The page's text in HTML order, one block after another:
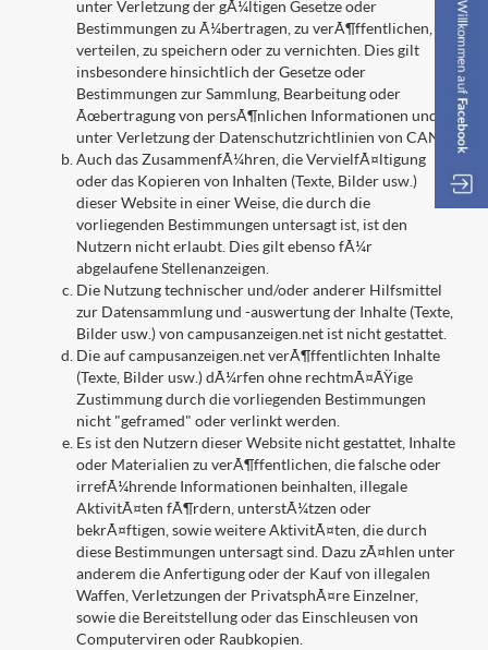
unter Verletzung der gÃ¼ltigen Gesetze oder
Bestimmungen zu Ã¼bertragen, zu verÃ¶ffentlichen, zu
verteilen, zu speichern oder zu vernichten. Dies gilt
insbesondere hinsichtlich der Gesetze oder
Bestimmungen zur Sammlung, Bearbeitung oder
Ãœbertragung von persÃ¶nlichen Informationen und
unter Verletzung der Datenschutzrichtlinien von CAN.
Auch das ZusammenfÃ¼hren, die VervielfÃ¤ltigung
oder das Kopieren von Inhalten (Texte, Bilder usw.)
dieser Website in einer Weise, die durch die
vorliegenden Bestimmungen untersagt ist, ist den
Nutzern nicht erlaubt. Dies gilt ebenso fÃ¼r
abgelaufene Stellenanzeigen.
Die Nutzung technischer und/oder anderer Hilfsmittel
zur Datensammlung und -auswertung der Inhalte (Texte,
Bilder usw.) von campusanzeigen.net ist nicht gestattet.
Die auf campusanzeigen.net verÃ¶ffentlichten Inhalte
(Texte, Bilder usw.) dÃ¼rfen ohne rechtmÃ¤ÃŸige
Zustimmung durch die vorliegenden Bestimmungen
nicht "geframed" oder verlinkt werden.
Es ist den Nutzern dieser Website nicht gestattet, Inhalte
oder Materialien zu verÃ¶ffentlichen, die falsche oder
irrefÃ¼hrende Informationen beinhalten, illegale
AktivitÃ¤ten fÃ¶rdern, unterstÃ¼tzen oder
bekrÃ¤ftigen, sowie weitere AktivitÃ¤ten, die durch
diese Bestimmungen untersagt sind. Dazu zÃ¤hlen unter
anderem die Anfertigung oder der Kauf von illegalen
Waffen, Verletzungen der PrivatsphÃ¤re Einzelner,
sowie die Bereitstellung oder das Einschleusen von
Computerviren oder Raubkopien.